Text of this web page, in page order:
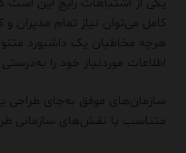
کامل می‌توان نیاز تمام مدیران
هرچه مخاطبان یک داشبورد
اطلاعات موردنیاز خود را
سازمان‌های موفق به‌جای طراحی
متناسب با نقش‌های سازمانی